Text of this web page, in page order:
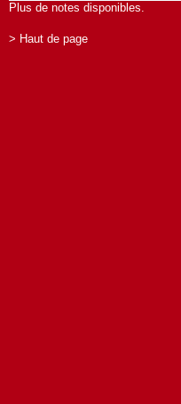
Plus de notes disponibles.
> Haut de page